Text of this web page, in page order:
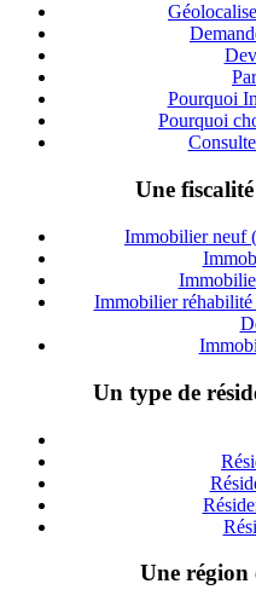
Pourquoi
Pourquoi
Une
Immobilier neuf
Immobilier
Un type de
Une région